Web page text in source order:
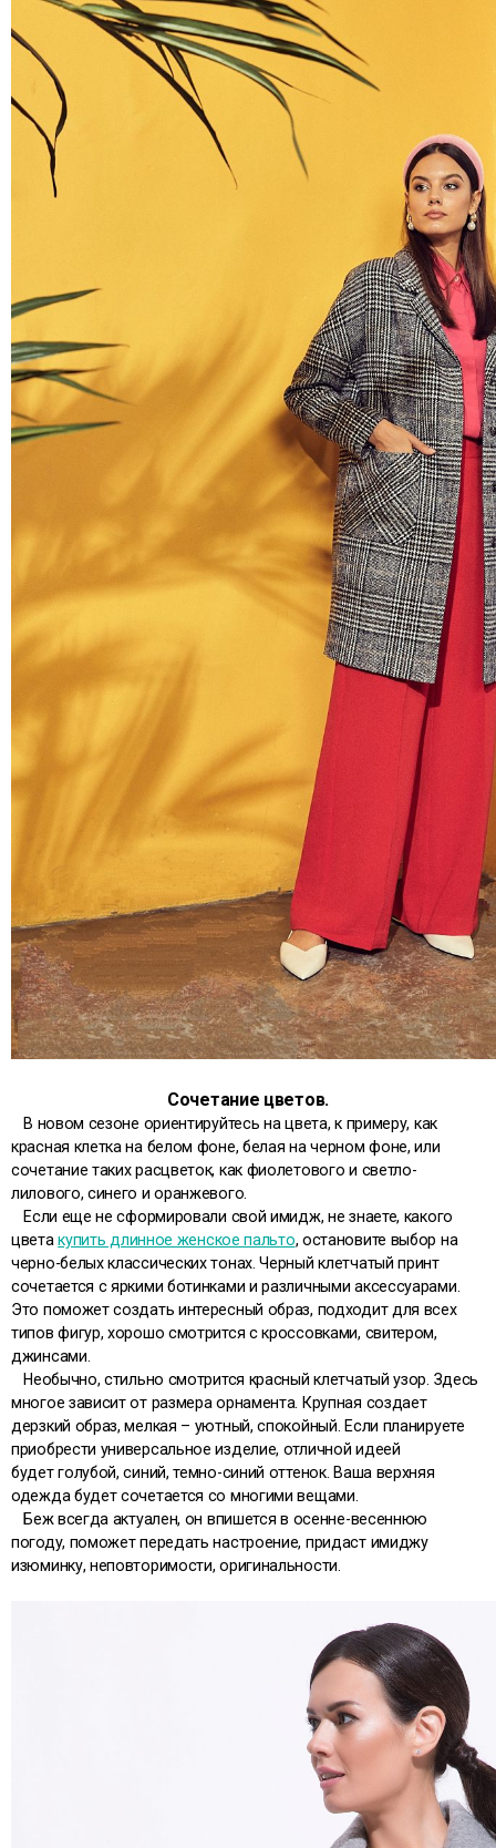
Сочетание цветов.
В новом сезоне ориентируйтесь на цвета, к примеру, как
красная клетка на белом фоне, белая на черном фоне, или
сочетание таких расцветок, как фиолетового и светло-
лилового, синего и оранжевого.
Если еще не сформировали свой имидж, не знаете, какого
цветакупить длинное женское пальто, остановите выбор на
черно-белых классических тонах. Черный клетчатый принт
сочетается с яркими ботинками и различными аксессуарами.
Это поможет создать интересный образ, подходит для всех
типов фигур, хорошо смотрится с кроссовками, свитером,
джинсами.
Необычно, стильно смотрится красный клетчатый узор. Здесь
многое зависит от размера орнамента. Крупная создает
дерзкий образ, мелкая – уютный, спокойный. Если планируете
приобрести универсальное изделие, отличной идеей
будет голубой, синий, темно-синий оттенок. Ваша верхняя
одежда будет сочетается со многими вещами.
Беж всегда актуален, он впишется в осенне-весеннюю
погоду, поможет передать настроение, придаст имиджу
изюминку, неповторимости, оригинальности.